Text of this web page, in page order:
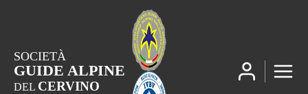
SOCIETÀ
GUIDE ALPINE
DEL CERVINO